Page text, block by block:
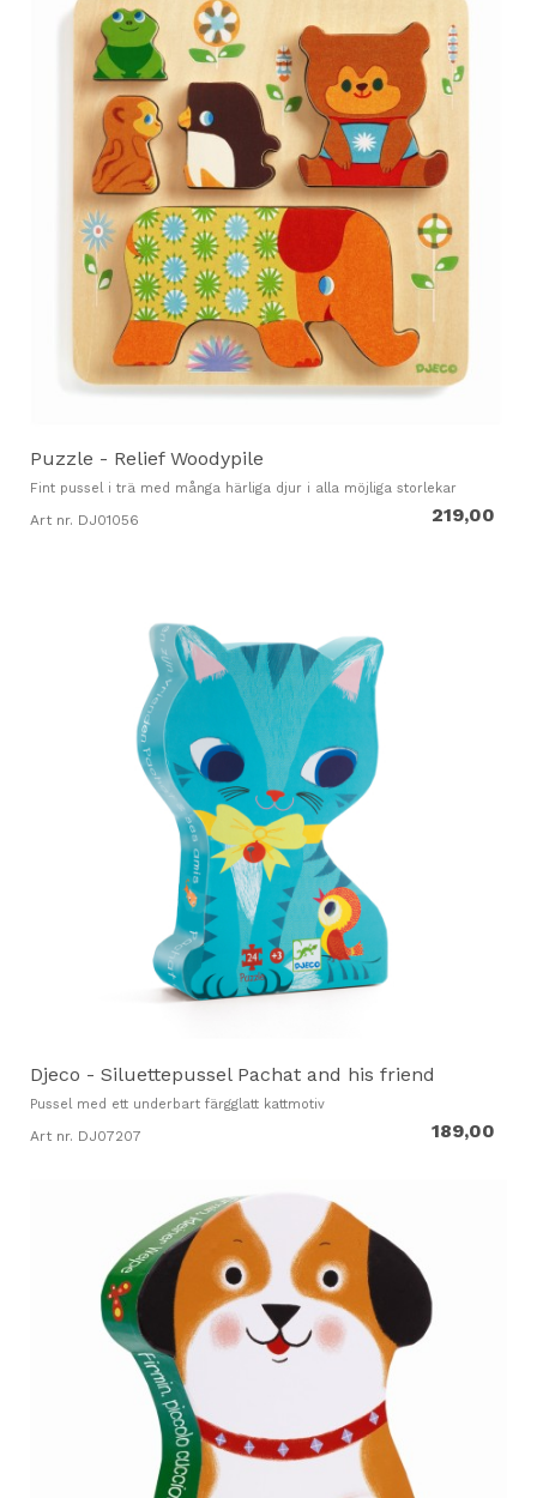
Puzzle - Relief Woodypile
Fint pussel i trä med många härliga djur i alla möjliga storlekar
Art nr. DJ01056 219,00
Djeco - Siluettepussel Pachat and his friend
Pussel med ett underbart färgglatt kattmotiv
Art nr. DJ07207 189,00